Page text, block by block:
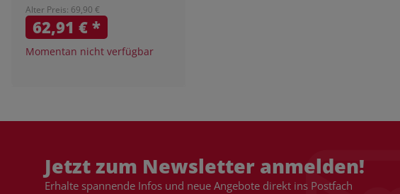
Alter Preis: 69,90 €
62,91 €*
Momentan nicht verfügbar
Jetzt zum Newsletter anmelden!
Erhalte spannende Infos und neue Angebote direkt ins Postfach